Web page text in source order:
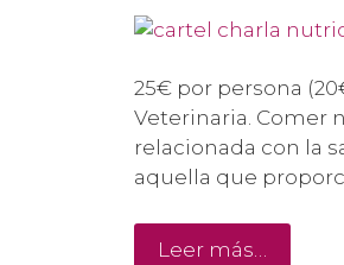
25€ por persona
Veterinaria. Comer
relacionada con la
aquella que
Leer más…